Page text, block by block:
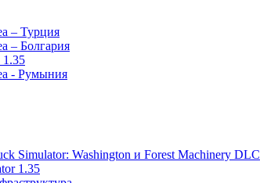
– Турция
– Болгария
- Румыния
Simulator: Washington и Forest Machinery DLC
1.35